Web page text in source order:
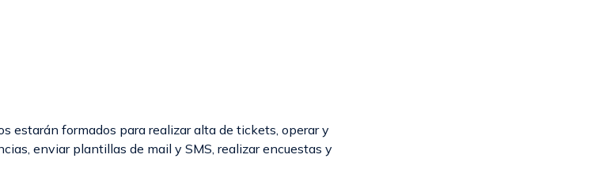
estarán formados para realizar alta de tickets, operar y
enviar plantillas de mail y SMS, realizar encuestas y